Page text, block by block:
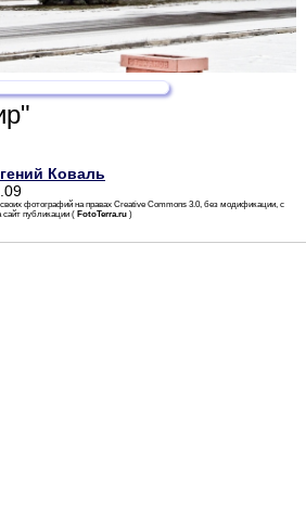
Коваль
фотографий на правах Creative Commons 3.0, без модификации, с
сайт публикации ( FotoTerra.ru )